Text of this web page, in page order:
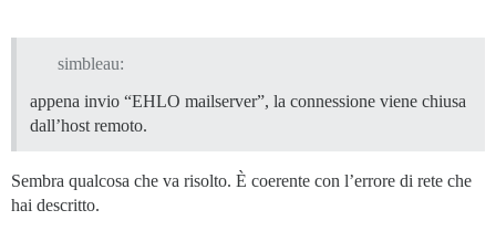
simbleau:
appena invio “EHLO mailserver”, la connessione viene chiusa
dall’host remoto.
Sembra qualcosa che va risolto. È coerente con l’errore di rete che
hai descritto.